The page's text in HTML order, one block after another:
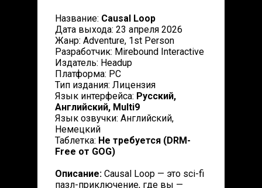
Название: Causal Loop
Дата выхода: 23 апреля 2026
Жанр: Adventure, 1st Person
Разработчик: Mirebound Interactive
Издатель: Headup
Платформа: PC
Тип издания: Лицензия
Язык интерфейса: Русский,
Английский, Multi9
Язык озвучки: Английский,
Немецкий
Таблетка: Не требуется (DRM-
Free от GOG)
Описание: Causal Loop — это sci-fi
пазл-приключение, где вы —